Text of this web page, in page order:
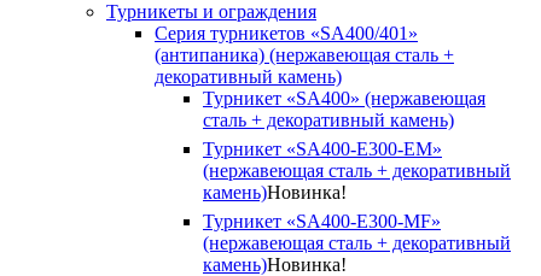
Турникеты и ограждения
Серия турникетов «SA400/401»
(антипаника) (нержавеющая сталь +
декоративный камень)
Турникет «SA400» (нержавеющая
сталь + декоративный камень)
Турникет «SA400-Е300-EM»
(нержавеющая сталь + декоративный
камень)Новинка!
Турникет «SA400-Е300-MF»
(нержавеющая сталь + декоративный
камень)Новинка!